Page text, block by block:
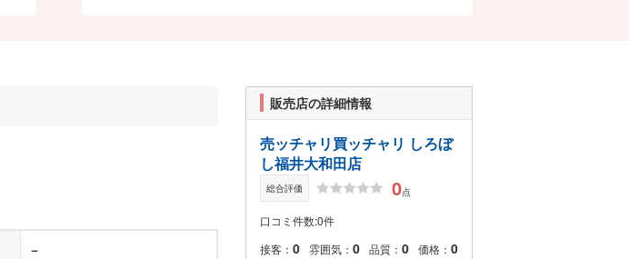
−
販売店の詳細情報
売ッチャリ買ッチャリ しろぼ
し福井大和田店
総合評価 0点
口コミ件数:0件
接客： 0 雰囲気： 0 品質： 0 価格： 0